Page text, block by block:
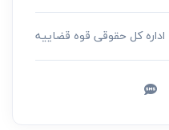
اداره کل حقوقی قوه قضاییه